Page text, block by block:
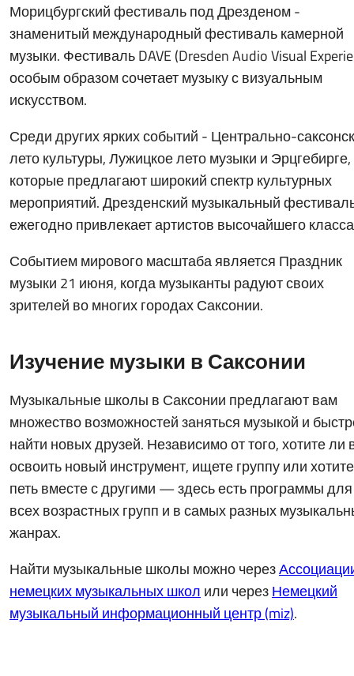
Морицбургский фестиваль под Дрезденом -
знаменитый международный фестиваль камерной
музыки. Фестиваль DAVE (Dresden Audio Visual
особым образом сочетает музыку с визуальным
искусством.
Среди других ярких событий - Центрально-
лето культуры, Лужицкое лето музыки и Эрцгебирге,
которые предлагают широкий спектр культурных
мероприятий. Дрезденский музыкальный
ежегодно привлекает артистов высочайшего
Событием мирового масштаба является Праздник
музыки 21 июня, когда музыканты радуют своих
зрителей во многих городах Саксонии.
Изучение музыки в Саксонии
Музыкальные школы в Саксонии предлагают вам
множество возможностей заняться музыкой и
найти новых друзей. Независимо от того, хотите ли
освоить новый инструмент, ищете группу или хотите
петь вместе с другими — здесь есть программы для
всех возрастных групп и в самых разных
жанрах.
Найти музыкальные школы можно через
немецких музыкальных школ или черезНемецкий
музыкальный информационный центр (miz).